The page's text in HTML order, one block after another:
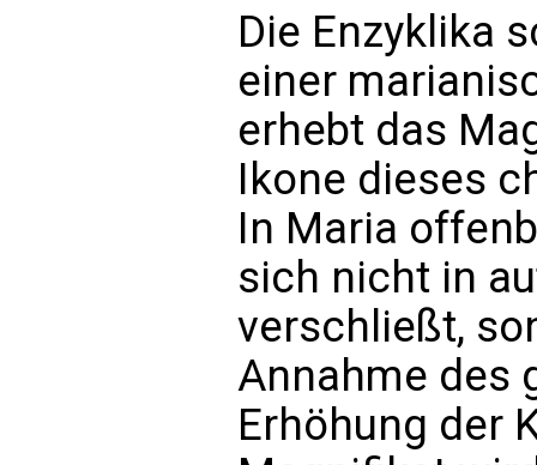
Die Enzyklika
einer
erhebt das
Ikone dieses
In Maria
sich nicht in
verschließt,
Annahme des
Erhöhung der